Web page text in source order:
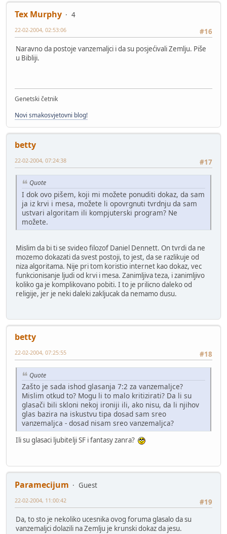
Tex Murphy
4
#16
22-02-2004, 02:53:06
Naravno da postoje vanzemaljci i da su posjećivali Zemlju. Piše
u Bibliji.
Genetski četnik
Novi smakosvjetovni blog!
betty
#17
22-02-2004, 07:24:38
Quote
I dok ovo pišem, koji mi možete ponuditi dokaz, da sam
ja iz krvi i mesa, možete li opovrgnuti tvrdnju da sam
ustvari algoritam ili kompjuterski program? Ne
možete.
Mislim da bi ti se svideo filozof Daniel Dennett. On tvrdi da ne
mozemo dokazati da svest postoji, to jest, da se razlikuje od
niza algoritama. Nije pri tom koristio internet kao dokaz, vec
funkcionisanje ljudi od krvi i mesa. Zanimljiva teza, i zanimljivo
koliko ga je komplikovano pobiti. I to je prilicno daleko od
religije, jer je neki daleki zakljucak da nemamo dusu.
betty
#18
22-02-2004, 07:25:55
Quote
Zašto je sada ishod glasanja 7:2 za vanzemaljce?
Mislim otkud to? Mogu li to malo kritizirati? Da li su
glasači bili skloni nekoj ironiji ili, ako nisu, da li njihov
glas bazira na iskustvu tipa dosad sam sreo
vanzemaljca - dosad nisam sreo vanzemaljca?
Ili su glasaci ljubitelji SF i fantasy zanra?
Paramecijum
Guest
#19
22-02-2004, 11:00:42
Da, to sto je nekoliko ucesnika ovog foruma glasalo da su
vanzemaljci dolazili na Zemlju je krunski dokaz da jesu.